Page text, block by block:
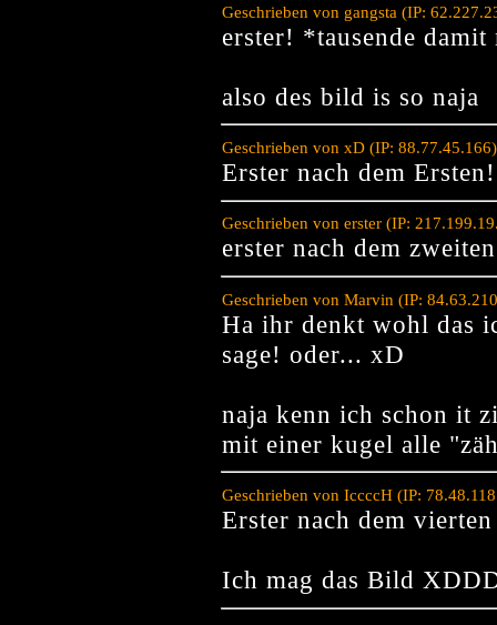
Geschrieben von gangsta (IP:
erster! *tausende
also des bild is so naja
Geschrieben von xD (IP:
Erster nach dem
Geschrieben von erster (IP:
erster nach dem
Geschrieben von Marvin (IP:
Ha ihr denkt wohl das
sage! oder... xD
naja kenn ich schon it
mit einer kugel alle
Geschrieben von IccccH (IP:
Erster nach dem
Ich mag das Bild